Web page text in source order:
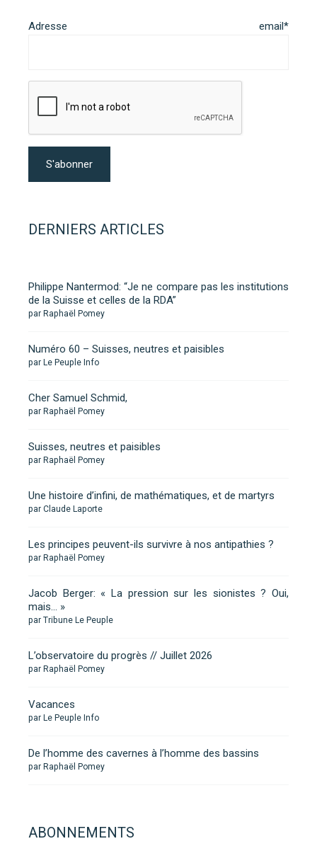
Adresse email*
DERNIERS ARTICLES
Philippe Nantermod: “Je ne compare pas les institutions
de la Suisse et celles de la RDA”
par Raphaël Pomey
Numéro 60 – Suisses, neutres et paisibles
par Le Peuple Info
Cher Samuel Schmid,
par Raphaël Pomey
Suisses, neutres et paisibles
par Raphaël Pomey
Une histoire d’infini, de mathématiques, et de martyrs
par Claude Laporte
Les principes peuvent-ils survivre à nos antipathies ?
par Raphaël Pomey
Jacob Berger: « La pression sur les sionistes ? Oui,
mais… »
par Tribune Le Peuple
L’observatoire du progrès // Juillet 2026
par Raphaël Pomey
Vacances
par Le Peuple Info
De l’homme des cavernes à l’homme des bassins
par Raphaël Pomey
ABONNEMENTS